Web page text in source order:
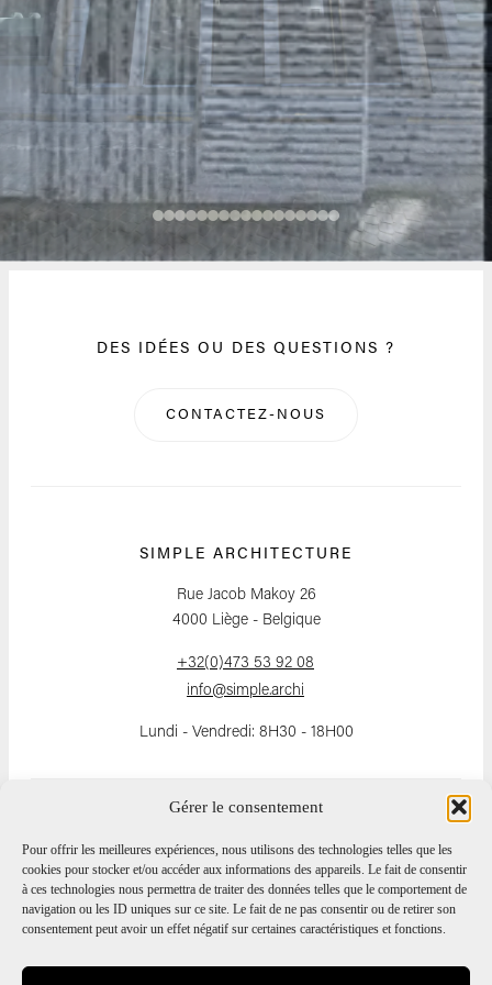
Gérer le consentement
Pour offrir les meilleures expériences, nous utilisons des technologies telles que les
cookies pour stocker et/ou accéder aux informations des appareils. Le fait de consentir
à ces technologies nous permettra de traiter des données telles que le comportement de
navigation ou les ID uniques sur ce site. Le fait de ne pas consentir ou de retirer son
consentement peut avoir un effet négatif sur certaines caractéristiques et fonctions.
DES IDÉES OU DES QUESTIONS ?
CONTACTEZ-NOUS
SIMPLE ARCHITECTURE
Rue Jacob Makoy 26
4000 Liège - Belgique
+32(0)473 53 92 08
info@simple.archi
Lundi - Vendredi: 8H30 - 18H00